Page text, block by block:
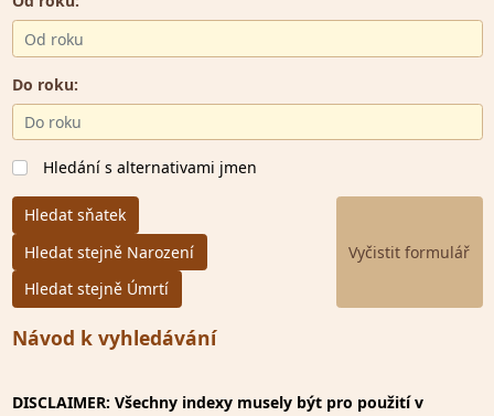
Do roku:
Hledání s alternativami jmen
Hledat sňatek
Hledat stejně Narození
Hledat stejně Úmrtí
Návod k vyhledávání
DISCLAIMER: Všechny indexy musely být pro použití v